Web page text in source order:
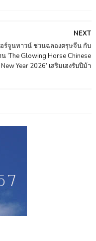
NEXT
ร์จูนทาวน์ ชวนฉลองตรุษจีน กับ
น ‘The Glowing Horse Chinese
New Year 2026’ เสริมเฮงรับปีม้า